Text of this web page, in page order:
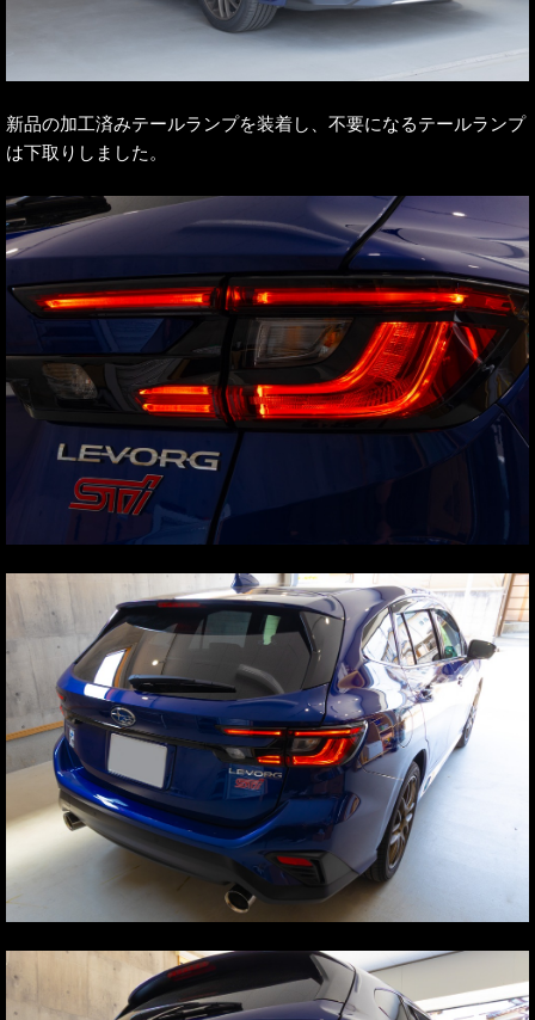
新品の加工済みテールランプを装着し、不要になるテールランプ
は下取りしました。